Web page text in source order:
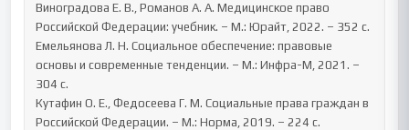
Виноградова Е. В., Романов А. А. Медицинское право
Российской Федерации: учебник. – М.: Юрайт, 2022. – 352 с.
Емельянова Л. Н. Социальное обеспечение: правовые
основы и современные тенденции. – М.: Инфра-М, 2021. –
304 с.
Кутафин О. Е., Федосеева Г. М. Социальные права граждан в
Российской Федерации. – М.: Норма, 2019. – 224 с.